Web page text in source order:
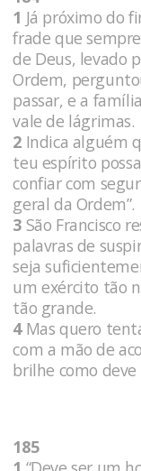
1 Já próximo do
frade que
de Deus, levado
Ordem,
passar, e a
vale de lágrimas.
2 Indica alguém
teu espírito
confiar com
geral da Ordem”.
3 São Francisco
palavras de
seja
um exército tão
tão grande.
4Mas quero
com a mão de
brilhe como
185